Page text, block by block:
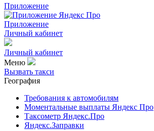
Приложение
Приложение
Личный кабинет
Личный кабинет
Меню
Вызвать такси
География
Требования к автомобилям
Моментальные выплаты Яндекс Про
Таксометр Яндекс.Про
Яндекс.Заправки